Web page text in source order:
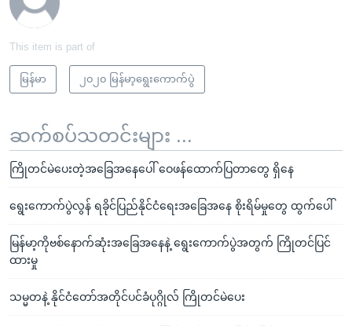
This item is part of
မြန်မာ ၂၀၂၀ မြန်မာ့ရွေးကောက်ပွဲ
ဆက်စပ်သတင်းများ ...
ကြိုတင်မဲပေးတဲ့အခြေအနေပေါ် ဝေဖန်ထောက်ပြတာတွေ ရှိနေ
ရွေးကောက်ပွဲလွန် ရခိုင်ပြည်နိုင်ငံရေးအခြေအနေ စိုးရိမ်မှုတွေ ထွက်ပေါ်
မြန်မာ့ကိုဗစ်နောက်ဆုံးအခြေအနေနဲ့ ရွေးကောက်ပွဲအတွက် ကြိုတင်ပြင်
ထားမှု
သမ္မတနဲ့ နိုင်ငံတော်အတိုင်ပင်ခံပုဂ္ဂိုလ် ကြိုတင်မဲပေး